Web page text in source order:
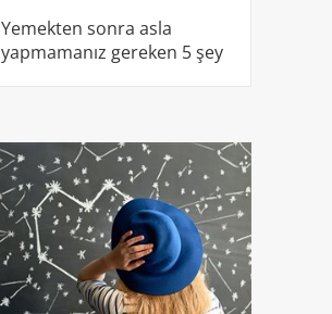
Yemekten sonra asla
yapmamanız gereken 5 şey